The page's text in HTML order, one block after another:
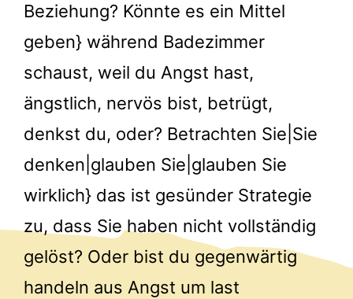
Beziehung? Könnte es ein Mittel
geben} während Badezimmer
schaust, weil du Angst hast,
ängstlich, nervös bist, betrügt,
denkst du, oder? Betrachten Sie|Sie
denken|glauben Sie|glauben Sie
wirklich} das ist gesünder Strategie
zu, dass Sie haben nicht vollständig
gelöst? Oder bist du gegenwärtig
handeln aus Angst um last